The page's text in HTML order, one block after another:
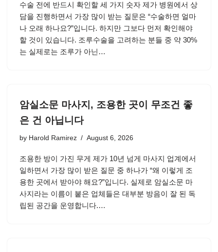
수술 전에 반드시 확인할 세 가지 숫자 제가 병원에서 상
담을 진행하면서 가장 많이 받는 질문은 “수술하면 얼마
나 오래 하나요?”입니다. 하지만 그보다 먼저 확인해야
할 것이 있습니다. 조루수술을 고려하는 분들 중 약 30%
는 실제로는 조루가 아닌…
암실소문 마사지, 조용한 곳이 무조건 좋
은 건 아닙니다
by Harold Ramirez August 6, 2026
조용한 방이 가진 무게 제가 10년 넘게 마사지 업계에서
일하면서 가장 많이 받은 질문 중 하나가 “왜 이렇게 조
용한 곳에서 받아야 해요?”입니다. 실제로 암실소문 마
사지라는 이름이 붙은 업체들은 대부분 방음이 잘 된 독
립된 공간을 운영합니다.…